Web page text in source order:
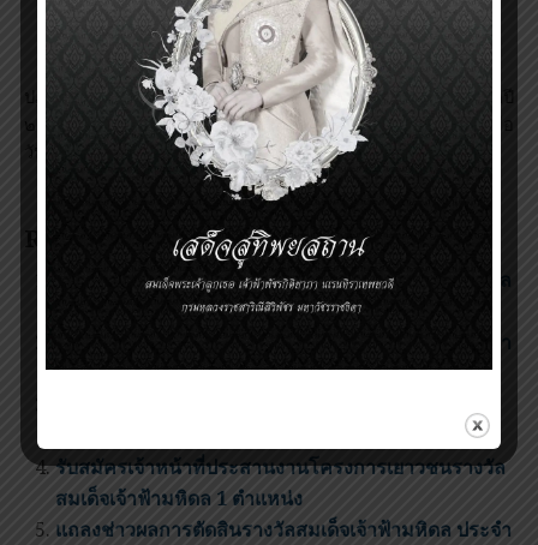
พระบาทสมเด็จพระเจ้าอยู่หัวทรงพระราช
ปฏิสันถารกับผู้รับพระราชทานรางวัลสมเด็จเจ้าฟ้ามหิดล ประจำปี
๒๕๕๑ ณ พระที่นั่งจักรีมหาปราสาท ในพระบรมมหาราชวัง
วันพุธ ที่ ๒๘ มกราคม ๒๕๕๒
Related Posts:
การแถลงข่าวพิธีพระราชทานรางวัลสมเด็จเจ้าฟ้ามหิดล
2549 และการประชุมวิชาการฯ 2550
แถลงข่าวผลการตัดสินรางวัลสมเด็จเจ้าฟ้ามหิดล ประจำ
ปี 2552
รับสมัครเจ้าหน้าที่ประสานงานโครงการเยาวชนรางวัล
สมเด็จเจ้าฟ้ามหิดล 1 ตำแหน่ง
แถลงช่าวผลการตัดสินรางวัลสมเด็จเจ้าฟ้ามหิดล ประจำ